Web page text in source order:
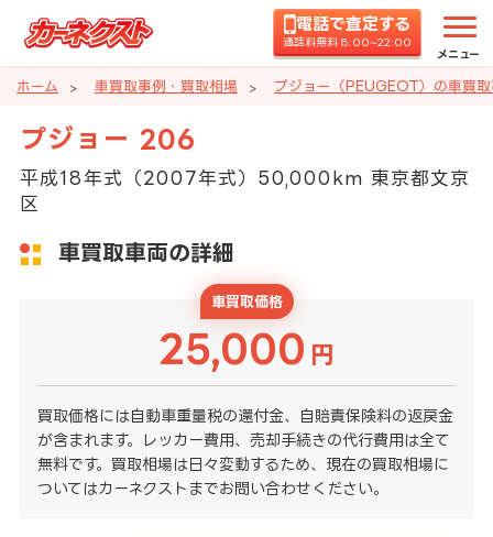
電話で査定する
通話料無料 8:00~22:00
メニュー
ホーム 車買取事例・買取相場 プジョー（PEUGEOT）の車買
プジョー 206
平成18年式（2007年式）50,000km 東京都文京
区
車買取車両の詳細
車買取価格
25,000 円
買取価格には自動車重量税の還付金、自賠責保険料の返戻金
が含まれます。レッカー費用、売却手続きの代行費用は全て
無料です。買取相場は日々変動するため、現在の買取相場に
ついてはカーネクストまでお問い合わせください。